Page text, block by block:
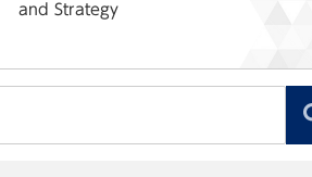
and Strategy